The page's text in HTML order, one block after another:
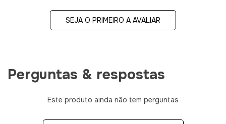
SEJA O PRIMEIRO A AVALIAR
Perguntas & respostas
Este produto ainda não tem perguntas